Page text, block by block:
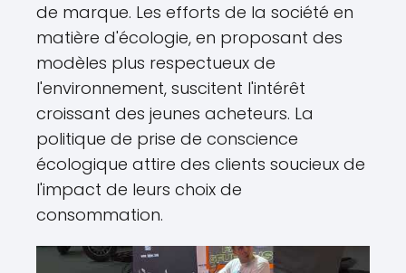
de marque. Les efforts de la société en
matière d'écologie, en proposant des
modèles plus respectueux de
l'environnement, suscitent l'intérêt
croissant des jeunes acheteurs. La
politique de prise de conscience
écologique attire des clients soucieux de
l'impact de leurs choix de
consommation.